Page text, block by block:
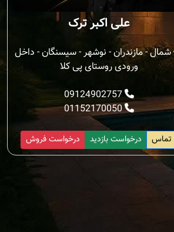
علی اکبر ترک
شمال - مازندران - نوشهر - سیسنگان - داخل
ورودی روستای پی کلا
09124902757
01152170050
درخواست فروش درخواست بازدید تماس